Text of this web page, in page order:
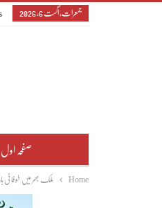
جمعرات, اگست 6, 2026
صفحہ اول
Home ملک بھر میں طوفانی